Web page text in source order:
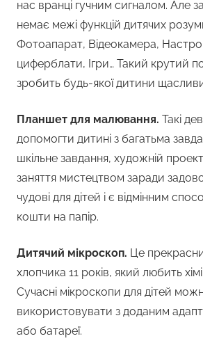
нас вранці гучним сигналом. Але
немає межі функцій дитячих
Фотоапарат, Відеокамера,
циферблати, Ігри… Такий крутий
зробить будь-якої дитини
Планшет для малювання. Такі
допомогти дитині з багатьма
шкільне завдання, художній
заняття мистецтвом заради
чудові для дітей і є відмінним
кошти на папір.
Дитячий мікроскоп. Це
хлопчика 11 років, який любить
Сучасні мікроскопи для дітей
використовувати з доданим
або батареї.